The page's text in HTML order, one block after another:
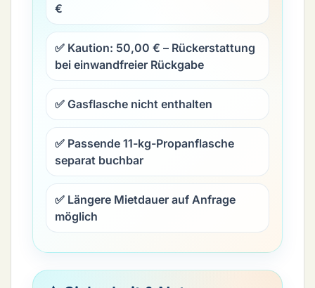
€
✅ Kaution: 50,00 € – Rückerstattung
bei einwandfreier Rückgabe
✅ Gasflasche nicht enthalten
✅ Passende 11-kg-Propanflasche
separat buchbar
✅ Längere Mietdauer auf Anfrage
möglich